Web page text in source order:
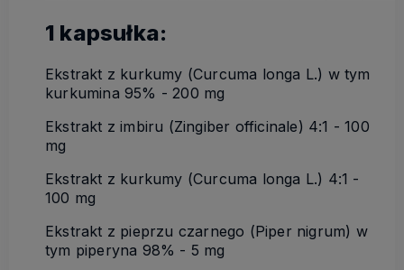
1 kapsułka:
Ekstrakt z kurkumy (Curcuma longa L.) w tym
kurkumina 95% - 200 mg
Ekstrakt z imbiru (Zingiber officinale) 4:1 - 100
mg
Ekstrakt z kurkumy (Curcuma longa L.) 4:1 -
100 mg
Ekstrakt z pieprzu czarnego (Piper nigrum) w
tym piperyna 98% - 5 mg